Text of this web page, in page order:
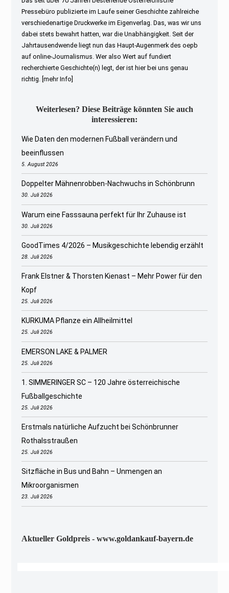
Pressebüro publizierte im Laufe seiner Geschichte zahlreiche
verschiedenartige Druckwerke im Eigenverlag. Das, was wir uns
dabei stets bewahrt hatten, war die Unabhängigkeit. Seit der
Jahrtausendwende liegt nun das Haupt-Augenmerk des oepb
auf online-Journalismus. Wer also Wert auf fundiert
recherchierte Geschichte(n) legt, der ist hier bei uns genau
richtig.
[mehr Info]
Weiterlesen? Diese Beiträge könnten Sie auch
interessieren:
Wie Daten den modernen Fußball verändern und
beeinflussen
5. August 2026
Doppelter Mähnenrobben-Nachwuchs in Schönbrunn
30. Juli 2026
Warum eine Fasssauna perfekt für Ihr Zuhause ist
30. Juli 2026
GoodTimes 4/2026 – Musikgeschichte lebendig erzählt
28. Juli 2026
Frank Elstner & Thorsten Kienast – Mehr Power für den
Kopf
25. Juli 2026
KURKUMA Pflanze ein Allheilmittel
25. Juli 2026
EMERSON LAKE & PALMER
25. Juli 2026
1. SIMMERINGER SC – 120 Jahre österreichische
Fußballgeschichte
25. Juli 2026
Erstmals natürliche Aufzucht bei Schönbrunner
Rothalsstraußen
25. Juli 2026
Sitzfläche in Bus und Bahn – Unmengen an
Mikroorganismen
23. Juli 2026
Aktueller Goldpreis - www.goldankauf-bayern.de